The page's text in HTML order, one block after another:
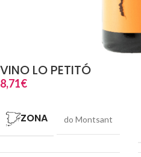
VINO LO PETITÓ
8,71€
ZONA do Montsant